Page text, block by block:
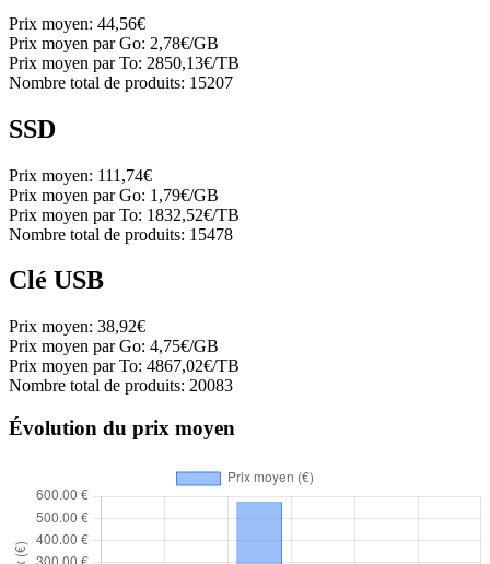
Prix moyen: 44,56€
Prix moyen par Go: 2,78€/GB
Prix moyen par To: 2850,13€/TB
Nombre total de produits: 15207
SSD
Prix moyen: 111,74€
Prix moyen par Go: 1,79€/GB
Prix moyen par To: 1832,52€/TB
Nombre total de produits: 15478
Clé USB
Prix moyen: 38,92€
Prix moyen par Go: 4,75€/GB
Prix moyen par To: 4867,02€/TB
Nombre total de produits: 20083
Évolution du prix moyen